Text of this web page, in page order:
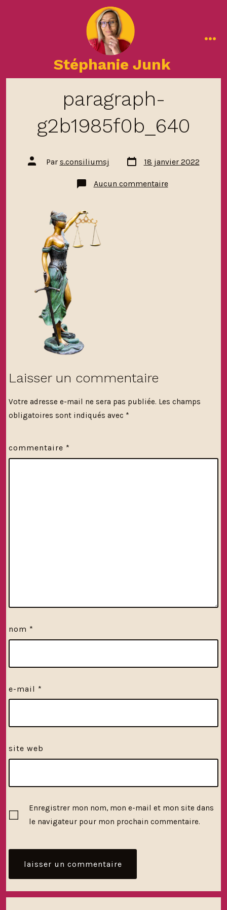
Stéphanie Junk
paragraph-
g2b1985f0b_640
Auteur
de
Par s.consiliumsj
Date
de
18 janvier 2022
Aucun commentairesur
Laisser un commentaire
Votre adresse e-mail ne sera pas publiée. Les champs
obligatoires sont indiqués avec *
commentaire *
nom *
e-mail *
site web
Enregistrer mon nom, mon e-mail et mon site dans
le navigateur pour mon prochain commentaire.